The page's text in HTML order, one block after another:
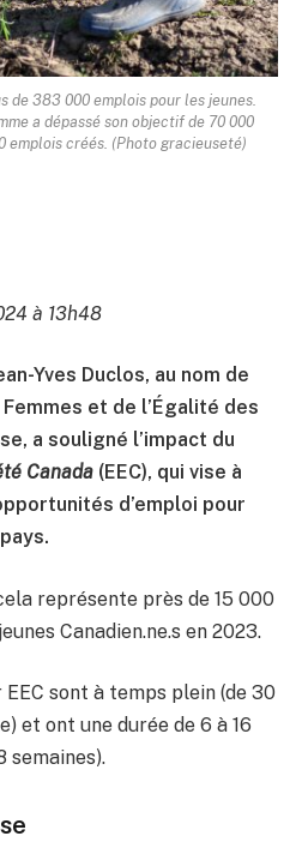
de 383 000 emplois pour les jeunes.
a dépassé son objectif de 70 000
emplois créés. (Photo gracieuseté)
à 13h48
Yves Duclos, au nom de
et de l’Égalité des
a souligné l’impact du
Canada (EEC), qui vise à
d’emploi pour
représente près de 15 000
Canadien.ne.s en 2023.
sont à temps plein (de 30
et ont une durée de 6 à 16
semaines).